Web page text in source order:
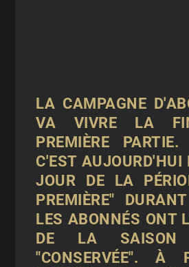
LA CAMPAGNE
VA VIVRE LA
PREMIÈRE
C'EST AUJOURD'HUI
JOUR DE LA
PREMIÈRE"
LES ABONNÉS ONT
DE LA SAISON
"CONSERVÉE". À